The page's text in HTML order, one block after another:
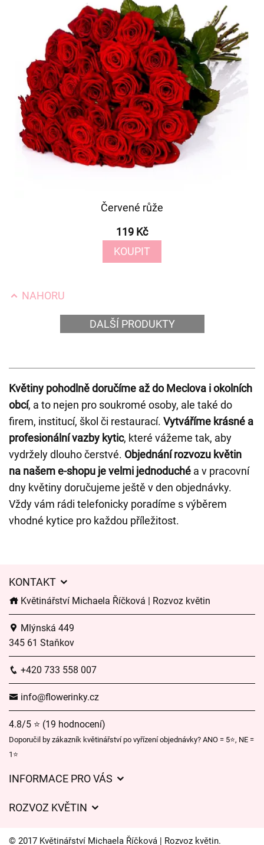
Červené růže
119 Kč
KOUPIT
NAHORU
DALŠÍ PRODUKTY
Květiny pohodlně doručíme až do Meclova i okolních
obcí, a to nejen pro soukromé osoby, ale také do
firem, institucí, škol či restaurací. Vytváříme krásné a
profesionální vazby kytic, které vážeme tak, aby
vydržely dlouho čerstvé. Objednání rozvozu květin
na našem e-shopu je velmi jednoduché a v pracovní
dny květiny doručujeme ještě v den objednávky.
Vždy vám rádi telefonicky poradíme s výběrem
vhodné kytice pro každou příležitost.
KONTAKT
Květinářství Michaela Říčková | Rozvoz květin
Mlýnská 449
345 61 Staňkov
+420 733 558 007
info@flowerinky.cz
4.8/5 ⭐ (19 hodnocení)
Doporučil by zákazník květinářství po vyřízení objednávky? ANO = 5⭐, NE =
1⭐
INFORMACE PRO VÁS
Často kladené dotazy
ROZVOZ KVĚTIN
© 2017 Květinářství Michaela Říčková | Rozvoz květin.